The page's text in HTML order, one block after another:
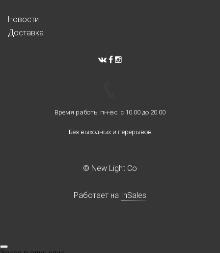
Новости
Доставка
Время работы пн-вс: с 10.00 до 20.00
Без выходных и перерывов
© New Light Co
Работает на InSales